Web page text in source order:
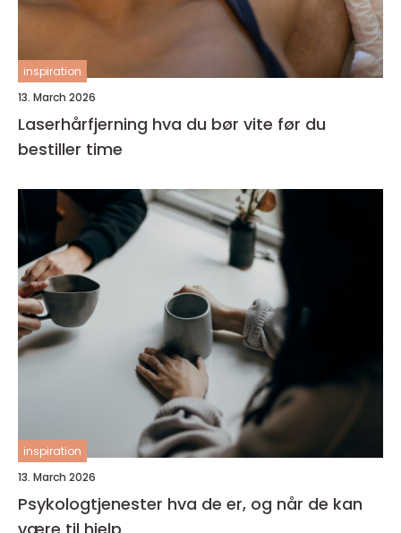
inspiration
13. March 2026
Laserhårfjerning hva du bør vite før du
bestiller time
inspiration
13. March 2026
Psykologtjenester hva de er, og når de kan